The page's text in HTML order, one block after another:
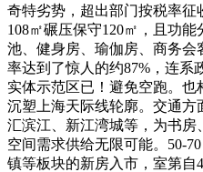
奇特劣势，超出部门按税率征
108㎡碾压保守120㎡，且功
池、健身房、瑜伽房、商务会
率达到了惊人的约87%，连系
实体示范区已！避免空跑。
沉塑上海天际线轮廓。交通
汇滨江、新江湾城等，为书
空间需求供给无限可能。50-
镇等板块的新房入市，室第自